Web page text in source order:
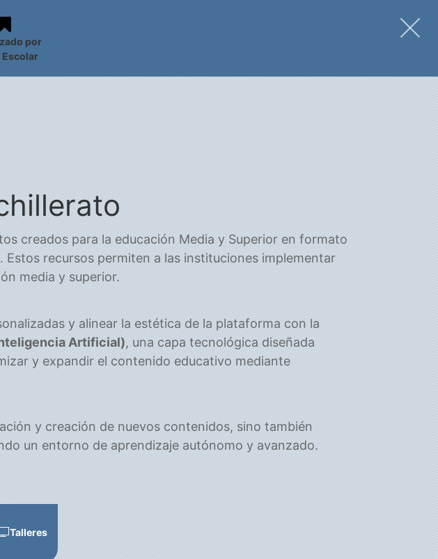
por
Escolar
creados para la educación Media y Superior en formato
recursos permiten a las instituciones implementar
media y superior.
y alinear la estética de la plataforma con la
Artificial), una capa tecnológica diseñada
y expandir el contenido educativo mediante
y creación de nuevos contenidos, sino también
un entorno de aprendizaje autónomo y avanzado.
Talleres